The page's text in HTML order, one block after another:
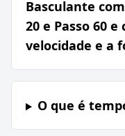
Basculante
20 e Passo 60
velocidade e a
O que é